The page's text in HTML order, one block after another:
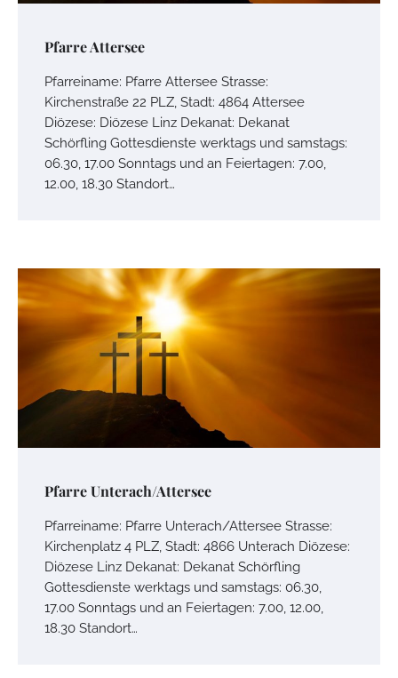
Pfarre Attersee
Pfarreiname: Pfarre Attersee Strasse:
Kirchenstraße 22 PLZ, Stadt: 4864 Attersee
Diözese: Diözese Linz Dekanat: Dekanat
Schörfling Gottesdienste werktags und samstags:
06.30, 17.00 Sonntags und an Feiertagen: 7.00,
12.00, 18.30 Standort…
Pfarre Unterach/Attersee
Pfarreiname: Pfarre Unterach/Attersee Strasse:
Kirchenplatz 4 PLZ, Stadt: 4866 Unterach Diözese:
Diözese Linz Dekanat: Dekanat Schörfling
Gottesdienste werktags und samstags: 06.30,
17.00 Sonntags und an Feiertagen: 7.00, 12.00,
18.30 Standort…